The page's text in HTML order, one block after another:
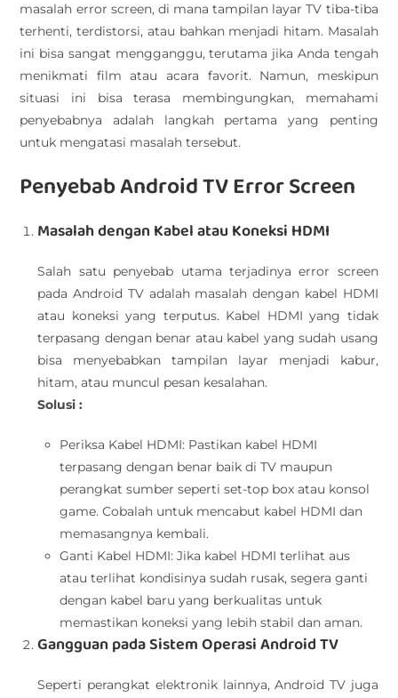
masalah error screen, di mana tampilan layar TV tiba-tiba
terhenti, terdistorsi, atau bahkan menjadi hitam. Masalah
ini bisa sangat mengganggu, terutama jika Anda tengah
menikmati film atau acara favorit. Namun, meskipun
situasi ini bisa terasa membingungkan, memahami
penyebabnya adalah langkah pertama yang penting
untuk mengatasi masalah tersebut.
Penyebab Android TV Error Screen
Masalah dengan Kabel atau Koneksi HDMI
Salah satu penyebab utama terjadinya error screen
pada Android TV adalah masalah dengan kabel HDMI
atau koneksi yang terputus. Kabel HDMI yang tidak
terpasang dengan benar atau kabel yang sudah usang
bisa menyebabkan tampilan layar menjadi kabur,
hitam, atau muncul pesan kesalahan.
Solusi :
Periksa Kabel HDMI: Pastikan kabel HDMI
terpasang dengan benar baik di TV maupun
perangkat sumber seperti set-top box atau konsol
game. Cobalah untuk mencabut kabel HDMI dan
memasangnya kembali.
Ganti Kabel HDMI: Jika kabel HDMI terlihat aus
atau terlihat kondisinya sudah rusak, segera ganti
dengan kabel baru yang berkualitas untuk
memastikan koneksi yang lebih stabil dan aman.
Gangguan pada Sistem Operasi Android TV
Seperti perangkat elektronik lainnya, Android TV juga